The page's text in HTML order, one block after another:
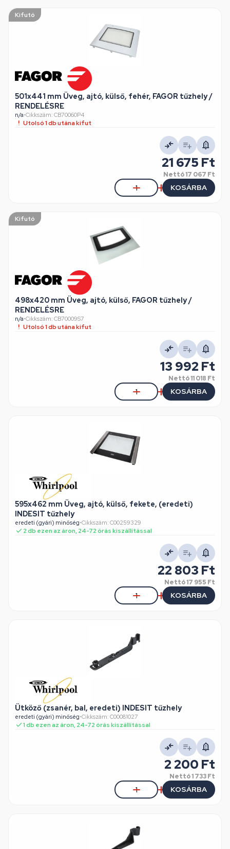
Kifutó
501x441 mm Üveg, ajtó, külső, fehér, FAGOR tűzhely /
RENDELÉSRE
n/a•Cikkszám: CB70060P4
Utolsó 1 db utána kifut
21 675 Ft
Nettó17 067 Ft
KOSÁRBA
Kifutó
498x420 mm Üveg, ajtó, külső, FAGOR tűzhely /
RENDELÉSRE
n/a•Cikkszám: CB70009S7
Utolsó 1 db utána kifut
13 992 Ft
Nettó11 018 Ft
KOSÁRBA
595x462 mm Üveg, ajtó, külső, fekete, (eredeti)
INDESIT tűzhely
eredeti (gyári) minőség•Cikkszám: C00259329
2 db ezen az áron, 24-72 órás kiszállítással
22 803 Ft
Nettó17 955 Ft
KOSÁRBA
Ütköző (zsanér, bal, eredeti) INDESIT tűzhely
eredeti (gyári) minőség•Cikkszám: C00081027
1 db ezen az áron, 24-72 órás kiszállítással
2 200 Ft
Nettó1 733 Ft
KOSÁRBA